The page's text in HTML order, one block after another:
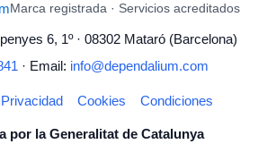
Marca registrada · Servicios acreditados
6, 1º · 08302 Mataró (Barcelona)
· Email: info@dependalium.com
Privacidad Cookies Condiciones
por la Generalitat de Catalunya